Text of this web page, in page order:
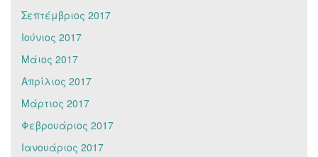
Σεπτέμβριος 2017
Ιούνιος 2017
Μάιος 2017
Απρίλιος 2017
Μάρτιος 2017
Φεβρουάριος 2017
Ιανουάριος 2017